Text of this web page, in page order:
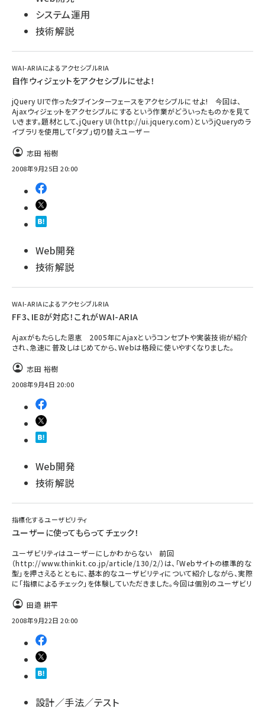
システム運用
技術解説
WAI-ARIAによるアクセシブルRIA
自作ウィジェットをアクセシブルにせよ！
jQuery UIで作ったタブインターフェースをアクセシブルにせよ! 今回は、
Ajaxウィジェットをアクセシブルにするという作業がどういったものかを見て
いきます。題材として、jQuery UI（http://ui.jquery.com）というjQueryのラ
イブラリを使用して「タブ」切り替えユーザー
志田 裕樹
2008年9月25日 20:00
Web開発
技術解説
WAI-ARIAによるアクセシブルRIA
FF3、IE8が対応！これがWAI-ARIA
Ajaxがもたらした恩恵 2005年にAjaxというコンセプトや実装技術が紹介
され、急速に普及しはじめてから、Webは格段に使いやすくなりました。
志田 裕樹
2008年9月4日 20:00
Web開発
技術解説
指標化するユーザビリティ
ユーザーに使ってもらってチェック！
ユーザビリティはユーザーにしかわからない 前回
（http://www.thinkit.co.jp/article/130/2/）は、「Webサイトの標準的な
型」を押さえるとともに、基本的なユーザビリティについて紹介しながら、実際
に「指標によるチェック」を体験していただきました。今回は個別のユーザビリ
田邉 耕平
2008年9月22日 20:00
設計／手法／テスト